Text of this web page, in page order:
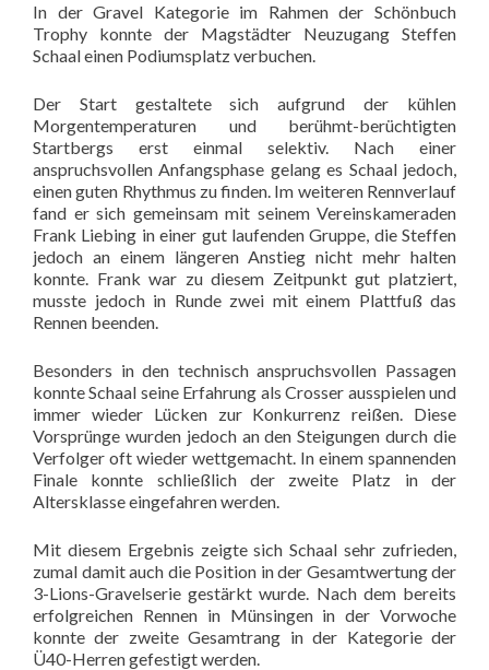
In der Gravel Kategorie im Rahmen der Schönbuch
Trophy konnte der Magstädter Neuzugang Steffen
Schaal einen Podiumsplatz verbuchen.
Der Start gestaltete sich aufgrund der kühlen
Morgentemperaturen und berühmt-berüchtigten
Startbergs erst einmal selektiv. Nach einer
anspruchsvollen Anfangsphase gelang es Schaal jedoch,
einen guten Rhythmus zu finden. Im weiteren Rennverlauf
fand er sich gemeinsam mit seinem Vereinskameraden
Frank Liebing in einer gut laufenden Gruppe, die Steffen
jedoch an einem längeren Anstieg nicht mehr halten
konnte. Frank war zu diesem Zeitpunkt gut platziert,
musste jedoch in Runde zwei mit einem Plattfuß das
Rennen beenden.
Besonders in den technisch anspruchsvollen Passagen
konnte Schaal seine Erfahrung als Crosser ausspielen und
immer wieder Lücken zur Konkurrenz reißen. Diese
Vorsprünge wurden jedoch an den Steigungen durch die
Verfolger oft wieder wettgemacht. In einem spannenden
Finale konnte schließlich der zweite Platz in der
Altersklasse eingefahren werden.
Mit diesem Ergebnis zeigte sich Schaal sehr zufrieden,
zumal damit auch die Position in der Gesamtwertung der
3-Lions-Gravelserie gestärkt wurde. Nach dem bereits
erfolgreichen Rennen in Münsingen in der Vorwoche
konnte der zweite Gesamtrang in der Kategorie der
Ü40-Herren gefestigt werden.